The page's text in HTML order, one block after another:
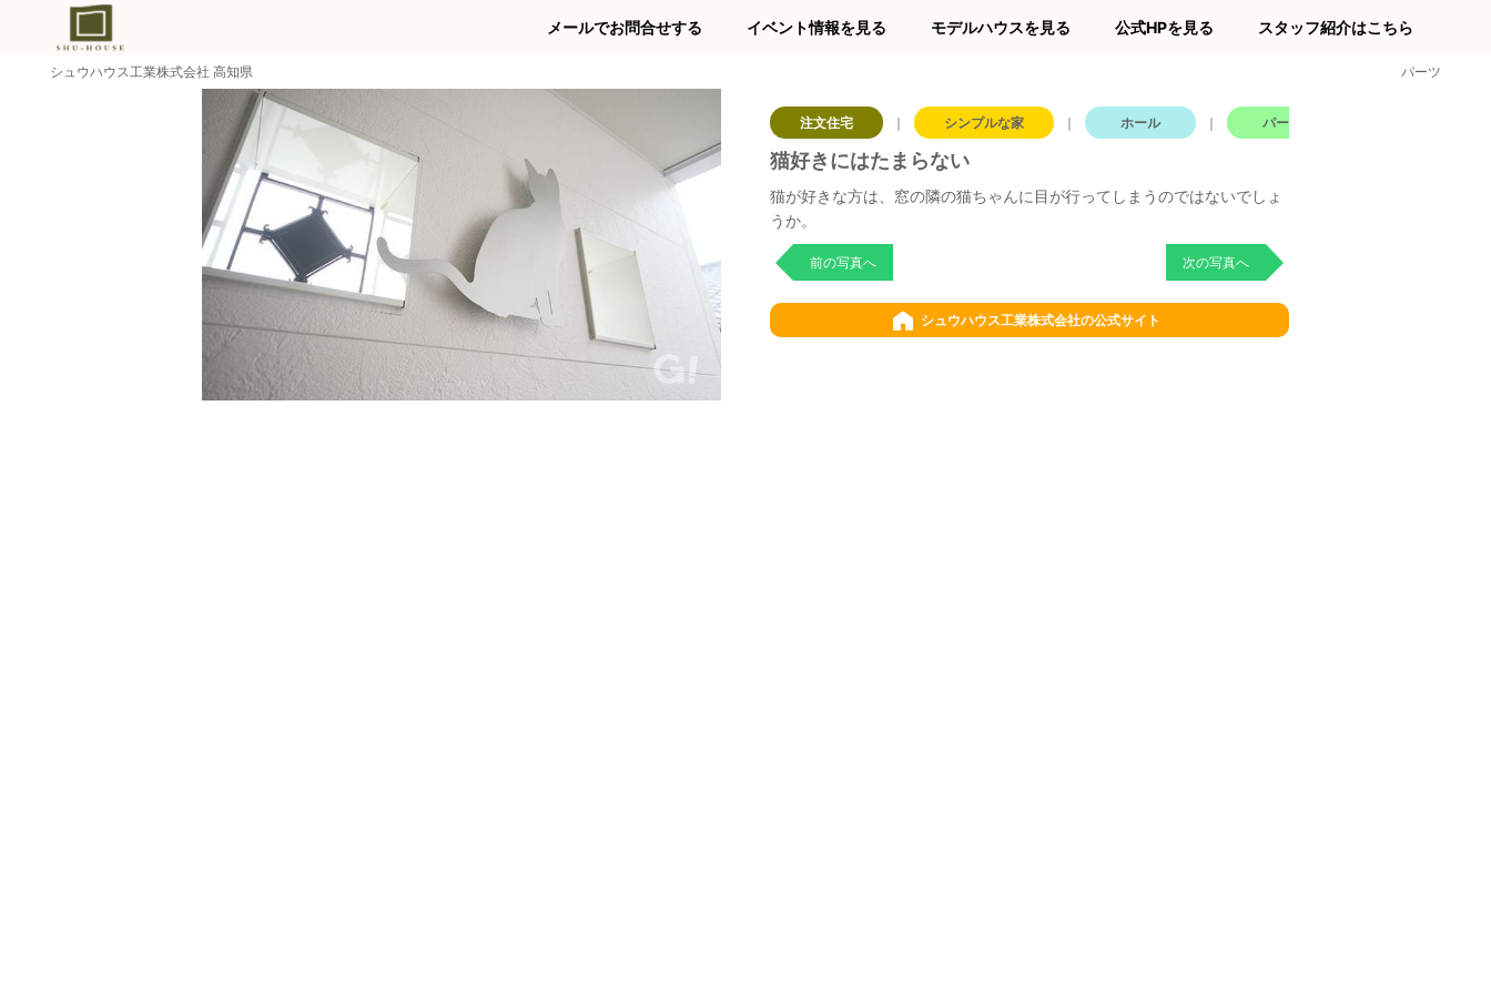
メールでお問合せする イベント情報を見る モデルハウスを見る 公式HPを見る スタッフ紹介はこちら
シュウハウス工業株式会社 高知県 パーツ
注文住宅 ｜ シンプルな家 ｜ ホール ｜ パーツ
猫好きにはたまらない
猫が好きな方は、窓の隣の猫ちゃんに目が行ってしまうのではないでしょ
うか。
前の写真へ 次の写真へ
シュウハウス工業株式会社の公式サイト